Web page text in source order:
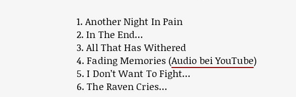
1. Another Night In Pain
2. In The End…
3. All That Has Withered
4. Fading Memories (Audio bei YouTube)
5. I Don’t Want To Fight…
6. The Raven Cries…